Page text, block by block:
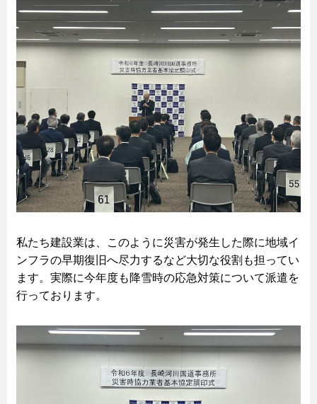
私たち建設業は、このように災害が発生した際に地域イ
ンフラの早期復旧へ尽力するなど大切な役割も担ってい
ます。実際に今年度も降雪時の応急対策について派遣を
行っております。